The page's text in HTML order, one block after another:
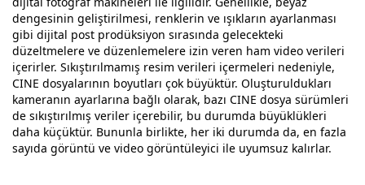
dengesinin geliştirilmesi, renklerin ve ışıkların ayarlanması
gibi dijital post prodüksiyon sırasında gelecekteki
düzeltmelere ve düzenlemelere izin veren ham video verileri
içerirler. Sıkıştırılmamış resim verileri içermeleri nedeniyle,
CINE dosyalarının boyutları çok büyüktür. Oluşturuldukları
kameranın ayarlarına bağlı olarak, bazı CINE dosya sürümleri
de sıkıştırılmış veriler içerebilir, bu durumda büyüklükleri
daha küçüktür. Bununla birlikte, her iki durumda da, en fazla
sayıda görüntü ve video görüntüleyici ile uyumsuz kalırlar.